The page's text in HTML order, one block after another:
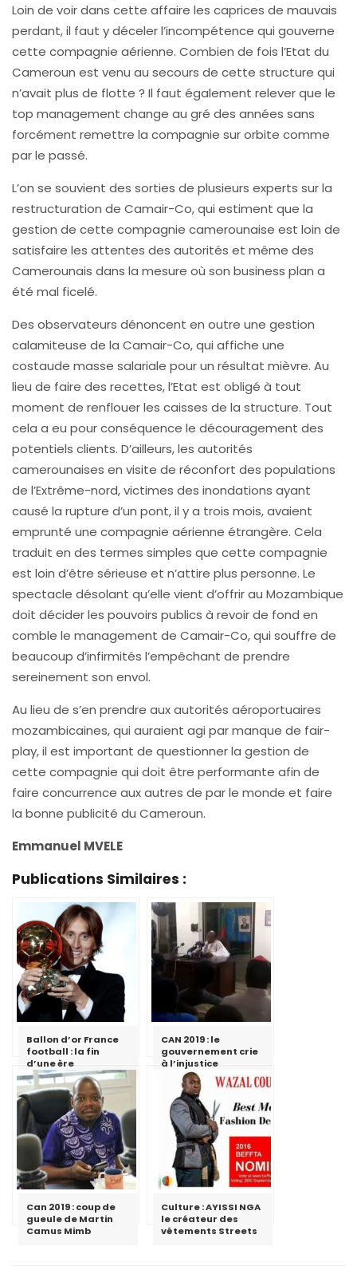
Loin de voir dans cette affaire les caprices de mauvais
perdant, il faut y déceler l’incompétence qui gouverne
cette compagnie aérienne. Combien de fois l’Etat du
Cameroun est venu au secours de cette structure qui
n’avait plus de flotte ? Il faut également relever que le
top management change au gré des années sans
forcément remettre la compagnie sur orbite comme
par le passé.
L’on se souvient des sorties de plusieurs experts sur la
restructuration de Camair-Co, qui estiment que la
gestion de cette compagnie camerounaise est loin de
satisfaire les attentes des autorités et même des
Camerounais dans la mesure où son business plan a
été mal ficelé.
Des observateurs dénoncent en outre une gestion
calamiteuse de la Camair-Co, qui affiche une
costaude masse salariale pour un résultat mièvre. Au
lieu de faire des recettes, l’Etat est obligé à tout
moment de renflouer les caisses de la structure. Tout
cela a eu pour conséquence le découragement des
potentiels clients. D’ailleurs, les autorités
camerounaises en visite de réconfort des populations
de l’Extrême-nord, victimes des inondations ayant
causé la rupture d’un pont, il y a trois mois, avaient
emprunté une compagnie aérienne étrangère. Cela
traduit en des termes simples que cette compagnie
est loin d’être sérieuse et n’attire plus personne. Le
spectacle désolant qu’elle vient d’offrir au Mozambique
doit décider les pouvoirs publics à revoir de fond en
comble le management de Camair-Co, qui souffre de
beaucoup d’infirmités l’empêchant de prendre
sereinement son envol.
Au lieu de s’en prendre aux autorités aéroportuaires
mozambicaines, qui auraient agi par manque de fair-
play, il est important de questionner la gestion de
cette compagnie qui doit être performante afin de
faire concurrence aux autres de par le monde et faire
la bonne publicité du Cameroun.
Emmanuel MVELE
Publications Similaires :
Ballon d’or France
football : la fin
d’une ère
CAN 2019 : le
gouvernement crie
à l’injustice
Can 2019 : coup de
gueule de Martin
Camus Mimb
Culture : AYISSI NGA
le créateur des
vêtements Streets